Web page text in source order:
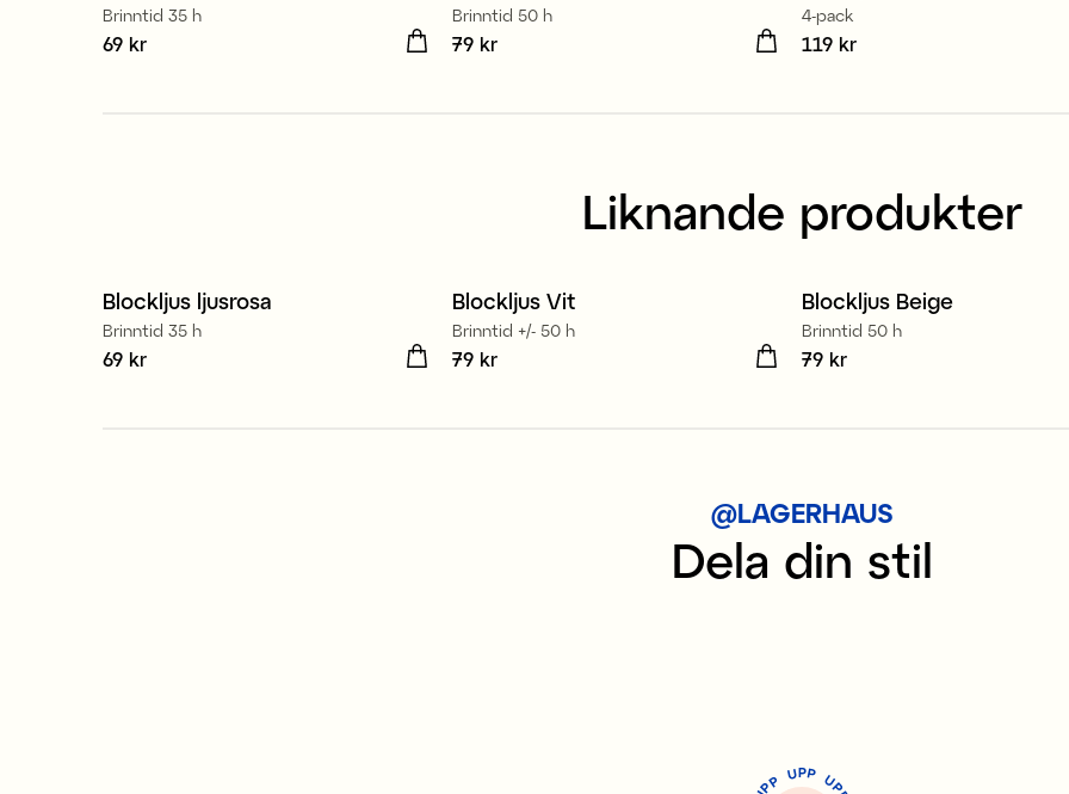
Brinntid 35 h
Pris:
69 kr
Brinntid 50 h
Pris:
79 kr
4-pack
Pris :119 kr
119 kr
Liknande produkter
Blockljus ljusrosa
Brinntid 35 h
Pris:
69 kr
Blockljus Vit
Brinntid +/- 50 h
Pris:
79 kr
Blockljus Beige
Brinntid 50 h
Pris:
79 kr
@LAGERHAUS
Dela din stil
P
P UPP UP